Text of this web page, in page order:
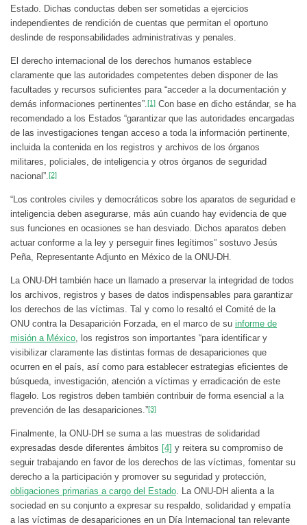
Estado. Dichas conductas deben ser sometidas a ejercicios
independientes de rendición de cuentas que permitan el oportuno
deslinde de responsabilidades administrativas y penales.
El derecho internacional de los derechos humanos establece
claramente que las autoridades competentes deben disponer de las
facultades y recursos suficientes para “acceder a la documentación y
demás informaciones pertinentes”. [1] Con base en dicho estándar, se ha
recomendado a los Estados “garantizar que las autoridades encargadas
de las investigaciones tengan acceso a toda la información pertinente,
incluida la contenida en los registros y archivos de los órganos
militares, policiales, de inteligencia y otros órganos de seguridad
nacional”. [2]
“Los controles civiles y democráticos sobre los aparatos de seguridad e
inteligencia deben asegurarse, más aún cuando hay evidencia de que
sus funciones en ocasiones se han desviado. Dichos aparatos deben
actuar conforme a la ley y perseguir fines legítimos” sostuvo Jesús
Peña, Representante Adjunto en México de la ONU-DH.
La ONU-DH también hace un llamado a preservar la integridad de todos
los archivos, registros y bases de datos indispensables para garantizar
los derechos de las víctimas. Tal y como lo resaltó el Comité de la
ONU contra la Desaparición Forzada, en el marco de su informe de
misión a México, los registros son importantes “para identificar y
visibilizar claramente las distintas formas de desapariciones que
ocurren en el país, así como para establecer estrategias eficientes de
búsqueda, investigación, atención a víctimas y erradicación de este
flagelo. Los registros deben también contribuir de forma esencial a la
prevención de las desapariciones.”[3]
Finalmente, la ONU-DH se suma a las muestras de solidaridad
expresadas desde diferentes ámbitos [4] y reitera su compromiso de
seguir trabajando en favor de los derechos de las víctimas, fomentar su
derecho a la participación y promover su seguridad y protección,
obligaciones primarias a cargo del Estado. La ONU-DH alienta a la
sociedad en su conjunto a expresar su respaldo, solidaridad y empatía
a las víctimas de desapariciones en un Día Internacional tan relevante